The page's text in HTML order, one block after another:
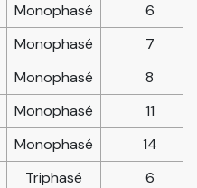
Monophasé
6
Monophasé
7
Monophasé
8
Monophasé
11
Monophasé
14
Triphasé
6